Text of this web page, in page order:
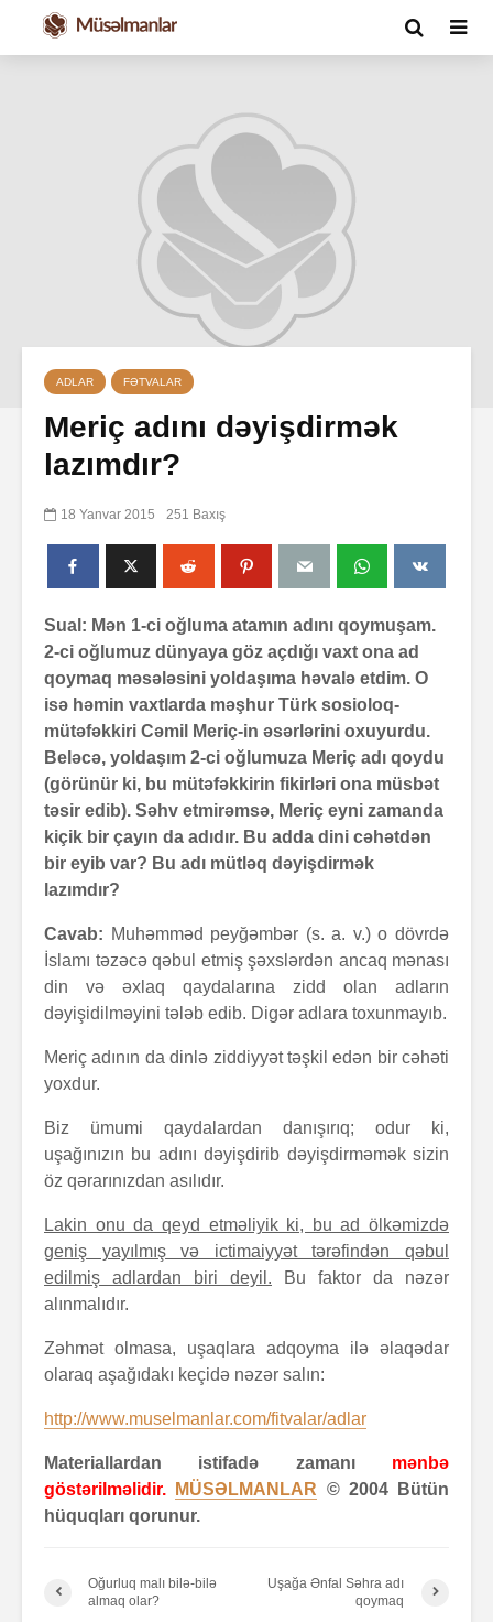
ADLAR FƏTVALAR
Meriç adını dəyişdirmək
lazımdır?
18 Yanvar 2015 251 Baxış
Sual: Mən 1-ci oğluma atamın adını qoymuşam.
2-ci oğlumuz dünyaya göz açdığı vaxt ona ad
qoymaq məsələsini yoldaşıma həvalə etdim. O
isə həmin vaxtlarda məşhur Türk sosioloq-
mütəfəkkiri Cəmil Meriç-in əsərlərini oxuyurdu.
Beləcə, yoldaşım 2-ci oğlumuza Meriç adı qoydu
(görünür ki, bu mütəfəkkirin fikirləri ona müsbət
təsir edib). Səhv etmirəmsə, Meriç eyni zamanda
kiçik bir çayın da adıdır. Bu adda dini cəhətdən
bir eyib var? Bu adı mütləq dəyişdirmək
lazımdır?
Cavab: Muhəmməd peyğəmbər (s. a. v.) o dövrdə
İslamı təzəcə qəbul etmiş şəxslərdən ancaq mənası
din və əxlaq qaydalarına zidd olan adların
dəyişidilməyini tələb edib. Digər adlara toxunmayıb.
Meriç adının da dinlə ziddiyyət təşkil edən bir cəhəti
yoxdur.
Biz ümumi qaydalardan danışırıq; odur ki,
uşağınızın bu adını dəyişdirib dəyişdirməmək sizin
öz qərarınızdan asılıdır.
Lakin onu da qeyd etməliyik ki, bu ad ölkəmizdə
geniş yayılmış və ictimaiyyət tərəfindən qəbul
edilmiş adlardan biri deyil. Bu faktor da nəzər
alınmalıdır.
Zəhmət olmasa, uşaqlara adqoyma ilə əlaqədar
olaraq aşağıdakı keçidə nəzər salın:
http://www.muselmanlar.com/fitvalar/adlar
Materiallardan istifadə zamanı mənbə
göstərilməlidir.
MÜSƏLMANLAR © 2004 Bütün
hüquqları qorunur.
Oğurluq malı bilə-bilə
almaq olar?
Uşağa Ənfal Səhra adı
qoymaq